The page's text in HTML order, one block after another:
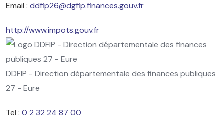
Email : ddfip26@dgfip.finances.gouv.fr
http://www.impots.gouv.fr
DDFIP - Direction départementale des finances publiques
27 - Eure
Tel : 0 2 32 24 87 00